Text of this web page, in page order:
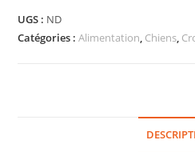
UGS : ND
Catégories :Alimentation, Chiens,